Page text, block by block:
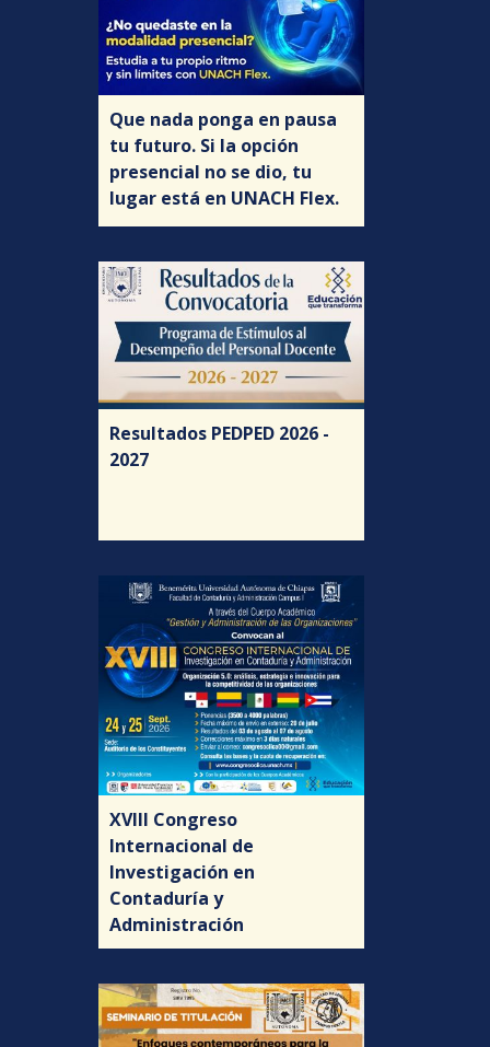
Que nada ponga en pausa
tu futuro. Si la opción
presencial no se dio, tu
lugar está en UNACH Flex.
Resultados PEDPED 2026 -
2027
XVIII Congreso
Internacional de
Investigación en
Contaduría y
Administración